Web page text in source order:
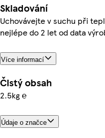
Skladování
Uchovávejte v suchu při
nejlépe do 2 let od data
Více informací
Čistý obsah
2.5kg ℮
Údaje o značce